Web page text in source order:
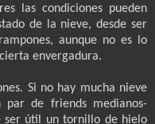
las condiciones pueden
de la nieve, desde ser
aunque no es lo
envergadura.
Si no hay mucha nieve
par de friends medianos-
ser útil un tornillo de hielo